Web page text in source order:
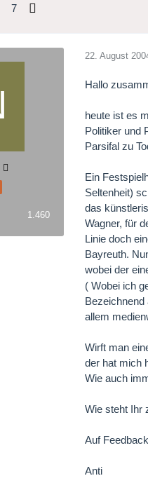
7
1.460
22. August
Hallo
heute ist es
Politiker und
Parsifal zu
Ein
Seltenheit)
das
Wagner, für
Linie doch
Bayreuth.
wobei der
( Wobei ich
allem
Wirft man
der hat mich
Wie auch
Wie steht Ihr
Auf
Anti